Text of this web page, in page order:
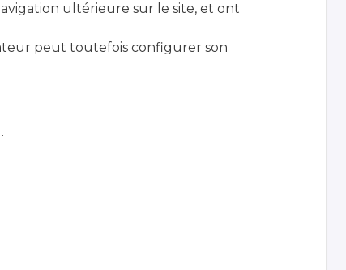
ultérieure sur le site, et ont
peut toutefois configurer son